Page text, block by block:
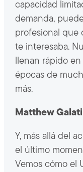
capacidad
demanda,
profesional que
te interesaba.
llenan rápido
épocas de
más.
Matthew Galati
Y, más allá del
el último
Vemos cómo el